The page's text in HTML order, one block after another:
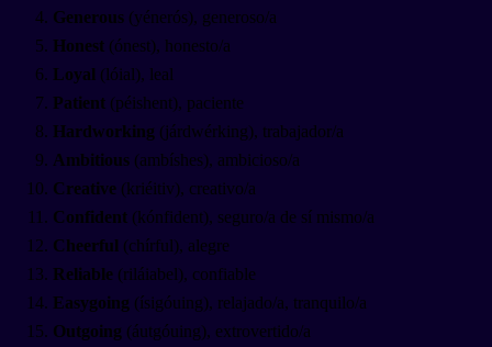
Generous (yénerós), generoso/a
Honest (ónest), honesto/a
Loyal (lóial), leal
Patient (péishent), paciente
Hardworking (járdwérking), trabajador/a
Ambitious (ambíshes), ambicioso/a
Creative (kriéitiv), creativo/a
Confident (kónfident), seguro/a de sí mismo/a
Cheerful (chírful), alegre
Reliable (riláiabel), confiable
Easygoing (ísigóuing), relajado/a, tranquilo/a
Outgoing (áutgóuing), extrovertido/a